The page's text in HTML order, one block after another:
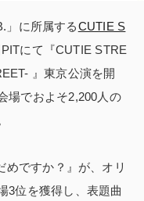
」に所属するCUTIE S
にて『CUTIE STRE
』東京公演を開
場でおよそ2,200人の
ですか？』が、オリ
3位を獲得し、表題曲